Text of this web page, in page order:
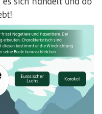
Nagetiere und Hasentiere. Der
erbeuten. Charakteristisch sind
diesen bestimmt er die Windrichtung
seine Beute heranschleichen.
Eurasischer
Luchs
Karakal